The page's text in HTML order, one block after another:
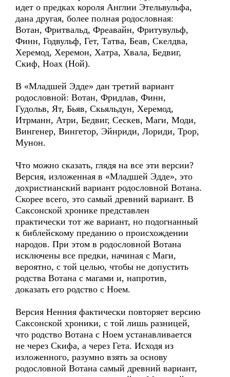
идет о предках короля Англии Этельвульфа,
дана другая, более полная родословная:
Вотан, Фритвальд, Фреавайн, Фритувульф,
Финн, Годвульф, Гет, Татва, Беав, Скелдва,
Херемод, Херемон, Хатра, Хвала, Бедвиг,
Скиф, Ноах (Ной).
В «Младшей Эдде» дан третий вариант
родословной: Вотан, Фридлав, Финн,
Гудольв, Ят, Бьяв, Скьяльдун, Херемод,
Итрманн, Атри, Бедвиг, Сескев, Маги, Моди,
Вингенер, Вингетор, Эйнриди, Лориди, Трор,
Мунон.
Что можно сказать, глядя на все эти версии?
Версия, изложенная в «Младшей Эдде», это
дохристианский вариант родословной Вотана.
Скорее всего, это самый древний вариант. В
Саксонской хронике представлен
практически тот же вариант, но подогнанный
к библейскому преданию о происхождении
народов. При этом в родословной Вотана
исключены все предки, начиная с Маги,
вероятно, с той целью, чтобы не допустить
родства Вотана с магами и, напротив,
доказать его родство с Ноем.
Версия Ненния фактически повторяет версию
Саксонской хроники, с той лишь разницей,
что родство Вотана с Ноем устанавливается
не через Скифа, а через Гета. Исходя из
изложенного, разумно взять за основу
родословной Вотана самый древний вариант,